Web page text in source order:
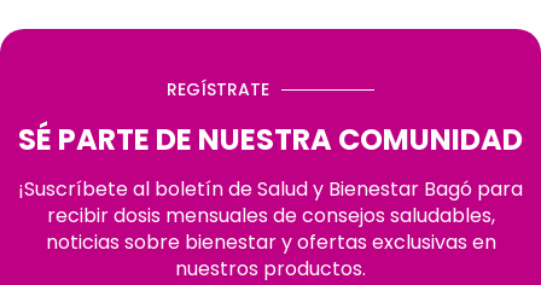
REGÍSTRATE
SÉ PARTE DE NUESTRA COMUNIDAD
¡Suscríbete al boletín de Salud y Bienestar Bagó para
recibir dosis mensuales de consejos saludables,
noticias sobre bienestar y ofertas exclusivas en
nuestros productos.